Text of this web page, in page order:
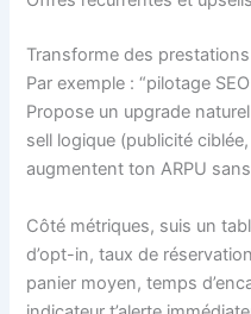
Transforme des
Par exemple : “pilotage
Propose un upgrade
sell logique (publicité
augmentent ton ARPU
Côté métriques, suis un
d’opt-in, taux de
panier moyen, temps